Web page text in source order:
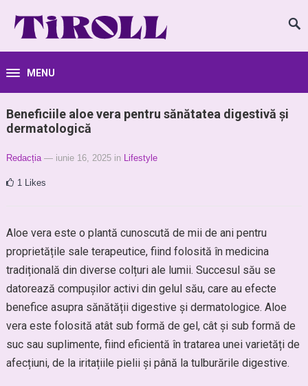
MENU
Beneficiile aloe vera pentru sănătatea digestivă și
dermatologică
Redacția — iunie 16, 2025 in Lifestyle
1 Likes
Aloe vera este o plantă cunoscută de mii de ani pentru
proprietățile sale terapeutice, fiind folosită în medicina
tradițională din diverse colțuri ale lumii. Succesul său se
datorează compușilor activi din gelul său, care au efecte
benefice asupra sănătății digestive și dermatologice. Aloe
vera este folosită atât sub formă de gel, cât și sub formă de
suc sau suplimente, fiind eficientă în tratarea unei varietăți de
afecțiuni, de la iritațiile pielii și până la tulburările digestive.